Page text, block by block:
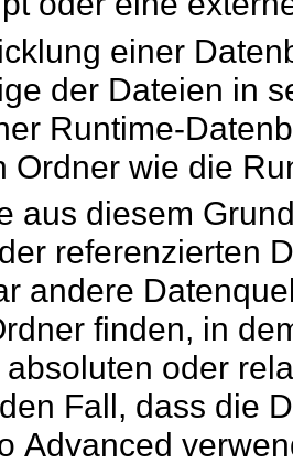
einer
der Dateien in
Runtime-
Ordner wie die
aus diesem
referenzierten
andere
finden, in
oder
Fall, dass die
Advanced